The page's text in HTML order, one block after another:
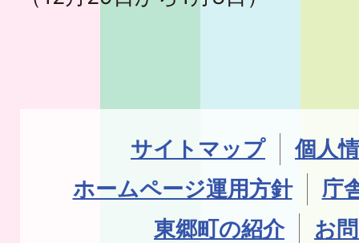
サイトマップ
個人
ホームページ運用方針
庁
東郷町の紹介
お